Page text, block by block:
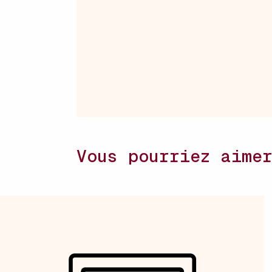
Vous pourriez aimer